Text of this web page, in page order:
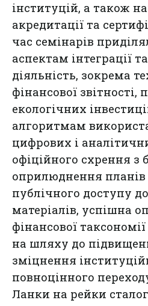
інституцій, а також
акредитації та
час семінарів
аспектам інтеграції
діяльність, зокрема
фінансової
екологічних
алгоритмам
цифрових і
офіційного схрення з
оприлюднення
публічного доступу
матеріалів, успішна
фінансової
на шляху до
зміцнення
повноцінного
Ланки на рейки